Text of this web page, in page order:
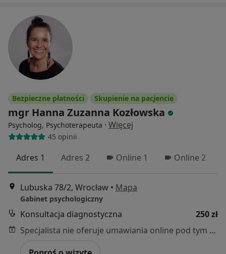
Bezpieczne płatności Skupienie na pacjencie
mgr Hanna Zuzanna Kozłowska
Psycholog, Psychoterapeuta · Więcej
45 opinii
Adres 1 Adres 2 Online 1 Online 2
Lubuska 78/2, Wrocław • Mapa
Gabinet psychologiczny
Konsultacja diagnostyczna
250 zł
Specjalista nie oferuje umawiania online pod tym adresem.